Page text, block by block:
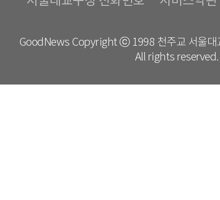
GoodNews Copyright ⓒ 1998 천주교 서울대
All rights reserved.